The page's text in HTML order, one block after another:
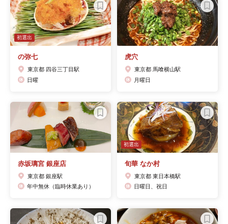
初選出
の弥七
東京都 四谷三丁目駅
日曜
虎穴
東京都 馬喰横山駅
月曜日
赤坂璃宮 銀座店
東京都 銀座駅
年中無休（臨時休業あり）
初選出
旬華 なか村
東京都 東日本橋駅
日曜日、祝日